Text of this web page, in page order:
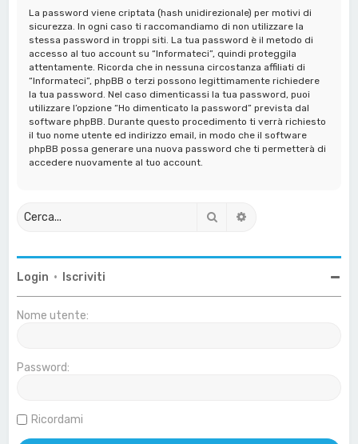
La password viene criptata (hash unidirezionale) per motivi di
sicurezza. In ogni caso ti raccomandiamo di non utilizzare la
stessa password in troppi siti. La tua password è il metodo di
accesso al tuo account su “Informateci”, quindi proteggila
attentamente. Ricorda che in nessuna circostanza affiliati di
“Informateci”, phpBB o terzi possono legittimamente richiedere
la tua password. Nel caso dimenticassi la tua password, puoi
utilizzare l’opzione “Ho dimenticato la password” prevista dal
software phpBB. Durante questo procedimento ti verrà richiesto
il tuo nome utente ed indirizzo email, in modo che il software
phpBB possa generare una nuova password che ti permetterà di
accedere nuovamente al tuo account.
Cerca
Login • Iscriviti
Nome utente:
Password:
Ricordami